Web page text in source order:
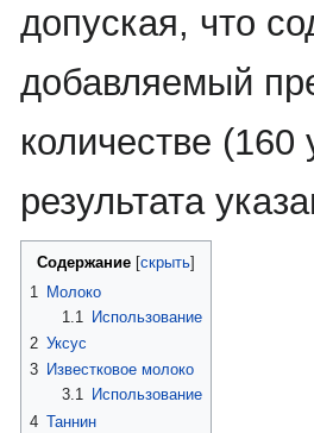
допуская, что
добавляемый
количестве
результата
Содержание
1
Молоко
1.1
Использование
2 Уксус
3 Известковое молоко
3.1
Использование
4 Таннин